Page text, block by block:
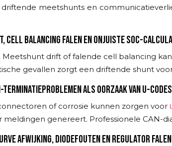
meetshunts en
BALANCING FALEN EN ONJUISTE SOC-
Meetshunt drift of falende cell balancing
gevallen zorgt een driftende shunt
ALS OORZAAK VAN U-CODES
of corrosie kunnen zorgen voor
genereert. Professionele CAN-
AFWIJKING, DIODEFOUTEN EN REGULATOR FALEN